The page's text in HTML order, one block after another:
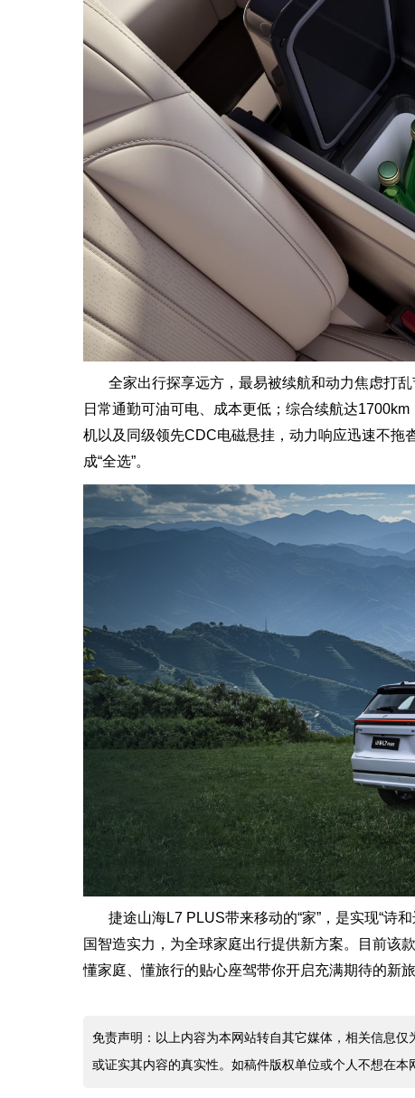
全家出行探享远方，最易被续航和动力焦虑打
日常通勤可油可电、成本更低；综合续航达
机以及同级领先CDC电磁悬挂，动力响应迅速不拖
成“全选”。
捷途山海L7 PLUS带来移动的“家”，是实现“诗
国智造实力，为全球家庭出行提供新方案。目前该
懂家庭、懂旅行的贴心座驾带你开启充满期待的新旅
免责声明：以上内容为本网站转自其它媒体，相关信息
或证实其内容的真实性。如稿件版权单位或个人不想在本